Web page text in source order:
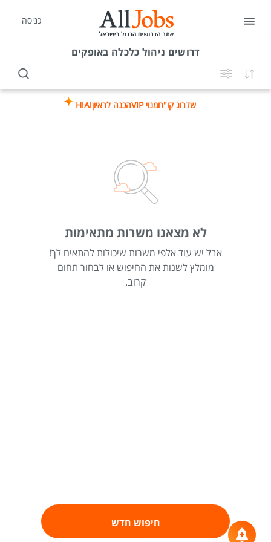
כניסה
דרושים ניהול כלכלה באופקים
שדרוג קו"חמנוי VIP הכנה לראיוןHiAi
לא מצאנו משרות מתאימות
אבל יש עוד אלפי משרות שיכולות להתאים לך!
מומלץ לשנות את החיפוש או לבחור תחום
קרוב.
חיפוש חדש